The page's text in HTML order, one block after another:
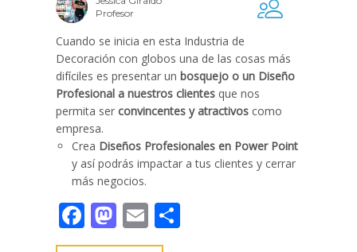
Profesor
Cuando se inicia en esta Industria de
Decoración con globos una de las cosas más
difíciles es presentar un bosquejo o un Diseño
Profesional a nuestros clientes que nos
permita ser convincentes y atractivos como
empresa.
Crea Diseños Profesionales en Power Point
y así podrás impactar a tus clientes y cerrar
más negocios.
Facebook
Mastodon
Email